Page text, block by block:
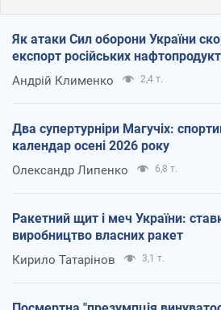
Як атаки Сил оборони України
експорт російських
Андрій Клименко 2,4 т.
Два супертурніри Магучіх:
календар осені 2026 року
Олександр Липенко 6,8 т.
Ракетний щит і меч України:
виробництво власних ракет
Кирило Татарінов 3,1 т.